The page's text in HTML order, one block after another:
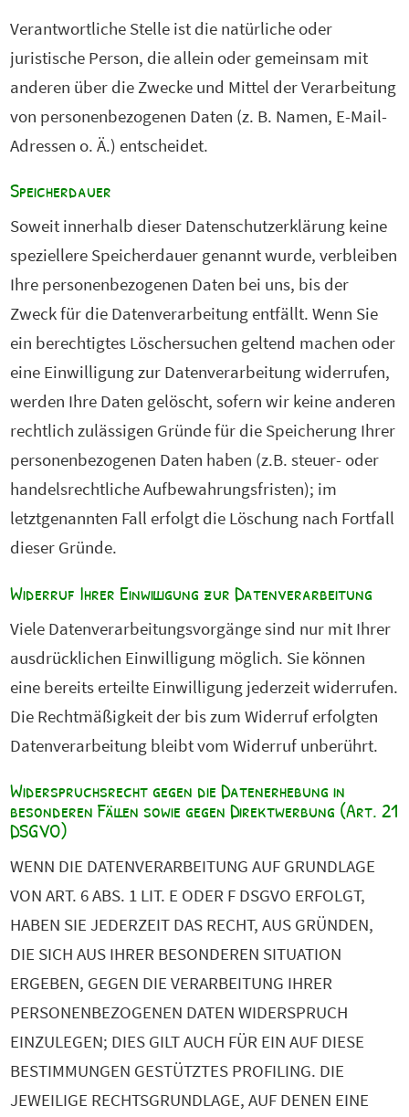
Verantwortliche Stelle ist die natürliche oder
juristische Person, die allein oder gemeinsam mit
anderen über die Zwecke und Mittel der Verarbeitung
von personenbezogenen Daten (z. B. Namen, E-Mail-
Adressen o. Ä.) entscheidet.
Speicherdauer
Soweit innerhalb dieser Datenschutzerklärung keine
speziellere Speicherdauer genannt wurde, verbleiben
Ihre personenbezogenen Daten bei uns, bis der
Zweck für die Datenverarbeitung entfällt. Wenn Sie
ein berechtigtes Löschersuchen geltend machen oder
eine Einwilligung zur Datenverarbeitung widerrufen,
werden Ihre Daten gelöscht, sofern wir keine anderen
rechtlich zulässigen Gründe für die Speicherung Ihrer
personenbezogenen Daten haben (z.B. steuer- oder
handelsrechtliche Aufbewahrungsfristen); im
letztgenannten Fall erfolgt die Löschung nach Fortfall
dieser Gründe.
Widerruf Ihrer Einwilligung zur Datenverarbeitung
Viele Datenverarbeitungsvorgänge sind nur mit Ihrer
ausdrücklichen Einwilligung möglich. Sie können
eine bereits erteilte Einwilligung jederzeit widerrufen.
Die Rechtmäßigkeit der bis zum Widerruf erfolgten
Datenverarbeitung bleibt vom Widerruf unberührt.
Widerspruchsrecht gegen die Datenerhebung in
besonderen Fällen sowie gegen Direktwerbung (Art. 21
DSGVO)
WENN DIE DATENVERARBEITUNG AUF GRUNDLAGE
VON ART. 6 ABS. 1 LIT. E ODER F DSGVO ERFOLGT,
HABEN SIE JEDERZEIT DAS RECHT, AUS GRÜNDEN,
DIE SICH AUS IHRER BESONDEREN SITUATION
ERGEBEN, GEGEN DIE VERARBEITUNG IHRER
PERSONENBEZOGENEN DATEN WIDERSPRUCH
EINZULEGEN; DIES GILT AUCH FÜR EIN AUF DIESE
BESTIMMUNGEN GESTÜTZTES PROFILING. DIE
JEWEILIGE RECHTSGRUNDLAGE, AUF DENEN EINE